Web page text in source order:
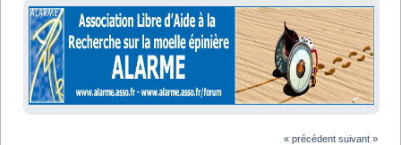
« précédent suivant »